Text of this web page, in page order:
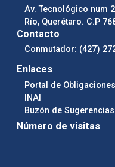
Av. Tecnológico num
Río, Querétaro. C.P
Contacto
Conmutador: (427)
Enlaces
Portal de
INAI
Buzón de Sugerencias
Número de visitas